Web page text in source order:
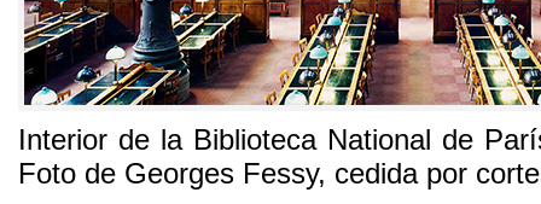
Interior de la Biblioteca National de
Foto de Georges Fessy, cedida por